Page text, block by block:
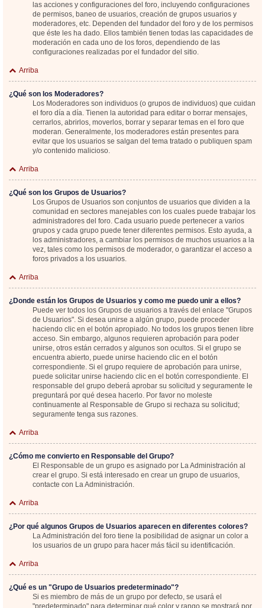
las acciones y configuraciones del foro, incluyendo configuraciones
de permisos, baneo de usuarios, creación de grupos usuarios y
moderadores, etc. Dependen del fundador del foro y de los permisos
que éste les ha dado. Ellos también tienen todas las capacidades de
moderación en cada uno de los foros, dependiendo de las
configuraciones realizadas por el fundador del sitio.
Arriba
¿Qué son los Moderadores?
Los Moderadores son individuos (o grupos de individuos) que cuidan
el foro día a día. Tienen la autoridad para editar o borrar mensajes,
cerrarlos, abrirlos, moverlos, borrar y separar temas en el foro que
moderan. Generalmente, los moderadores están presentes para
evitar que los usuarios se salgan del tema tratado o publiquen spam
y/o contenido malicioso.
Arriba
¿Qué son los Grupos de Usuarios?
Los Grupos de Usuarios son conjuntos de usuarios que dividen a la
comunidad en sectores manejables con los cuales puede trabajar los
administradores del foro. Cada usuario puede pertenecer a varios
grupos y cada grupo puede tener diferentes permisos. Esto ayuda, a
los administradores, a cambiar los permisos de muchos usuarios a la
vez, tales como los permisos de moderador, o garantizar el acceso a
foros privados a los usuarios.
Arriba
¿Donde están los Grupos de Usuarios y como me puedo unir a ellos?
Puede ver todos los Grupos de usuarios a través del enlace "Grupos
de Usuarios". Si desea unirse a algún grupo, puede proceder
haciendo clic en el botón apropiado. No todos los grupos tienen libre
acceso. Sin embargo, algunos requieren aprobación para poder
unirse, otros están cerrados y algunos son ocultos. Si el grupo se
encuentra abierto, puede unirse haciendo clic en el botón
correspondiente. Si el grupo requiere de aprobación para unirse,
puede solicitar unirse haciendo clic en el botón correspondiente. El
responsable del grupo deberá aprobar su solicitud y seguramente le
preguntará por qué desea hacerlo. Por favor no moleste
continuamente al Responsable de Grupo si rechaza su solicitud;
seguramente tenga sus razones.
Arriba
¿Cómo me convierto en Responsable del Grupo?
El Responsable de un grupo es asignado por La Administración al
crear el grupo. Si está interesado en crear un grupo de usuarios,
contacte con La Administración.
Arriba
¿Por qué algunos Grupos de Usuarios aparecen en diferentes colores?
La Administración del foro tiene la posibilidad de asignar un color a
los usuarios de un grupo para hacer más fácil su identificación.
Arriba
¿Qué es un "Grupo de Usuarios predeterminado"?
Si es miembro de más de un grupo por defecto, se usará el
"predeterminado" para determinar qué color y rango se mostrará por